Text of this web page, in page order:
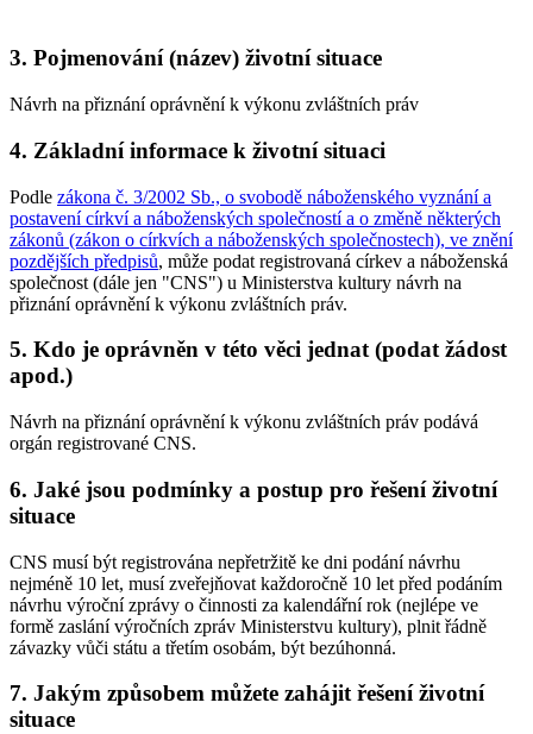
3. Pojmenování (název) životní situace
Návrh na přiznání oprávnění k výkonu zvláštních práv
4. Základní informace k životní situaci
Podle zákona č. 3/2002 Sb., o svobodě náboženského vyznání a
postavení církví a náboženských společností a o změně některých
zákonů (zákon o církvích a náboženských společnostech), ve znění
pozdějších předpisů, může podat registrovaná církev a náboženská
společnost (dále jen "CNS") u Ministerstva kultury návrh na
přiznání oprávnění k výkonu zvláštních práv.
5. Kdo je oprávněn v této věci jednat (podat žádost
apod.)
Návrh na přiznání oprávnění k výkonu zvláštních práv podává
orgán registrované CNS.
6. Jaké jsou podmínky a postup pro řešení životní
situace
CNS musí být registrována nepřetržitě ke dni podání návrhu
nejméně 10 let, musí zveřejňovat každoročně 10 let před podáním
návrhu výroční zprávy o činnosti za kalendářní rok (nejlépe ve
formě zaslání výročních zpráv Ministerstvu kultury), plnit řádně
závazky vůči státu a třetím osobám, být bezúhonná.
7. Jakým způsobem můžete zahájit řešení životní
situace